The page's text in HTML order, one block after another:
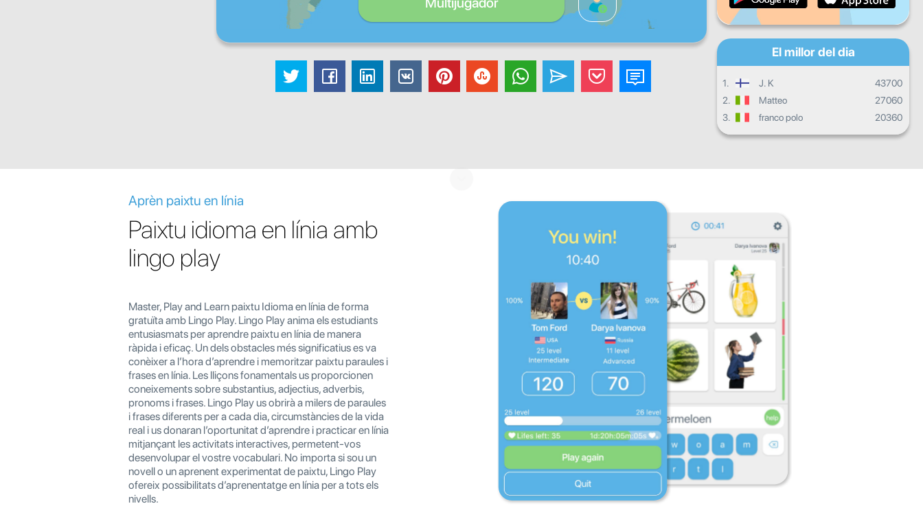
Progrés general
El millor del dia
1. J. K
43700
2.
Matteo
27060
3.
franco polo 20360
Aprèn paixtu en línia
Paixtu idioma en línia amb
lingo play
Master, Play and Learn paixtu Idioma en línia de forma
gratuïta amb Lingo Play. Lingo Play anima els estudiants
entusiasmats per aprendre paixtu en línia de manera
ràpida i eficaç. Un dels obstacles més significatius es va
conèixer a l’hora d’aprendre i memoritzar paixtu paraules i
frases en línia. Les lliçons fonamentals us proporcionen
coneixements sobre substantius, adjectius, adverbis,
pronoms i frases. Lingo Play us obrirà a milers de paraules
i frases diferents per a cada dia, circumstàncies de la vida
real i us donaran l’oportunitat d’aprendre i practicar en línia
mitjançant les activitats interactives, permetent-vos
desenvolupar el vostre vocabulari. No importa si sou un
novell o un aprenent experimentat de paixtu, Lingo Play
ofereix possibilitats d’aprenentatge en línia per a tots els
nivells.